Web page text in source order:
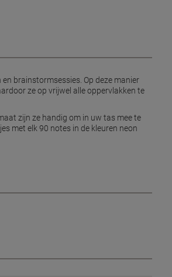
brainstormsessies. Op deze manier
ze op vrijwel alle oppervlakken te
zijn ze handig om in uw tas mee te
met elk 90 notes in de kleuren neon